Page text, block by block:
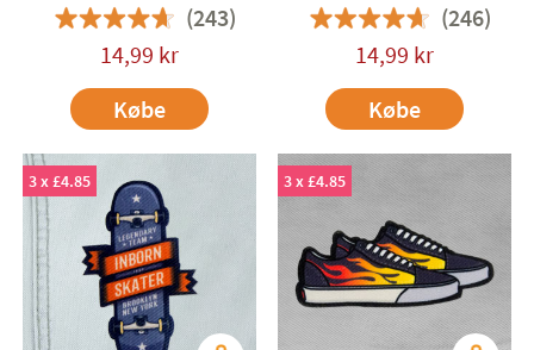
(243)
14,99 kr
Købe
(246)
14,99 kr
Købe
3 x £4.85 3 x £4.85